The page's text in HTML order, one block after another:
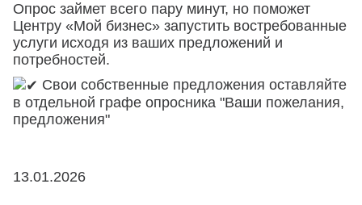
Опрос займет всего пару минут, но поможет
Центру «Мой бизнес» запустить востребованные
услуги исходя из ваших предложений и
потребностей.
Свои собственные предложения оставляйте
в отдельной графе опросника "Ваши пожелания,
предложения"
13.01.2026